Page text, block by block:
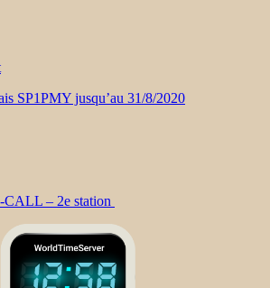
SP1PMY jusqu’au 31/8/2020
– 2e station